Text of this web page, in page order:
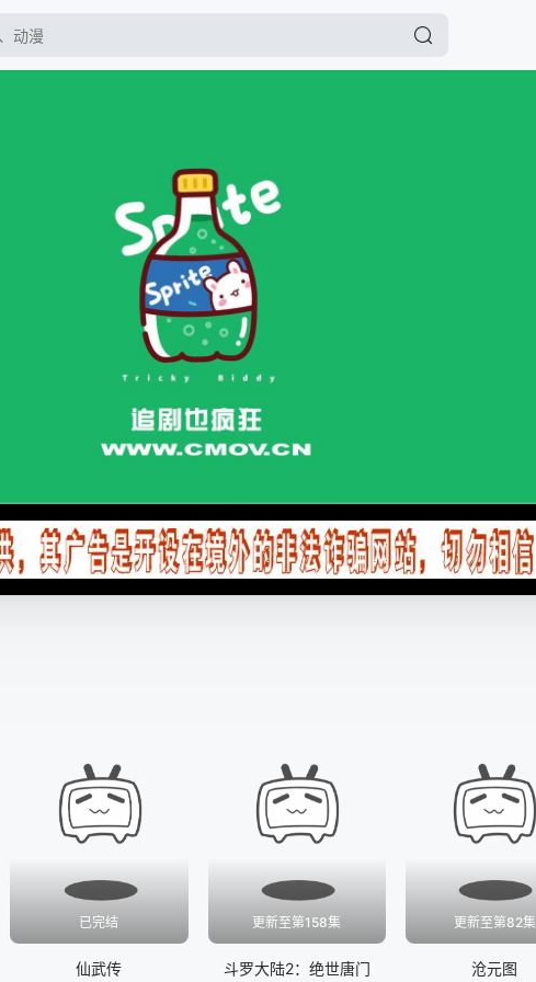
已完结
仙武传
更新至第158集
斗罗大陆2：绝世唐门
更新至第82集
沧元图